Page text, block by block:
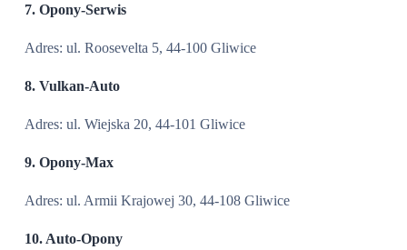
7. Opony-Serwis
Adres: ul. Roosevelta 5, 44-100 Gliwice
8. Vulkan-Auto
Adres: ul. Wiejska 20, 44-101 Gliwice
9. Opony-Max
Adres: ul. Armii Krajowej 30, 44-108 Gliwice
10. Auto-Opony